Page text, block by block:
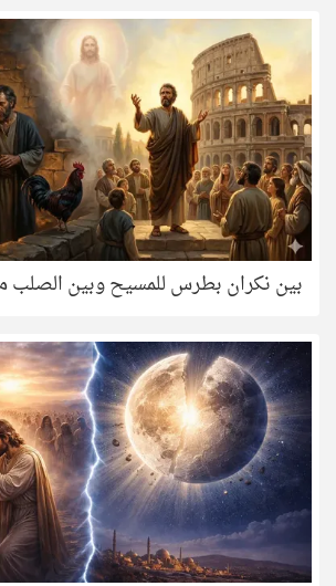
بين نكران بطرس للمسيح وبين الصلب